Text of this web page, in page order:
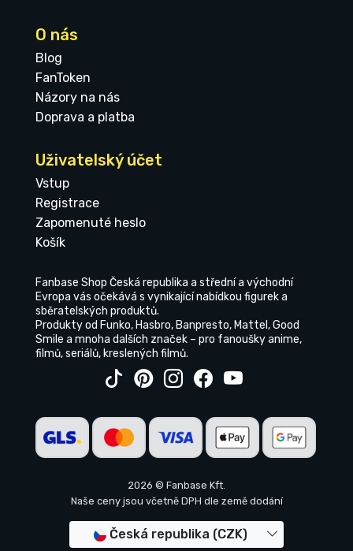
O nás
Blog
FanToken
Názory na nás
Doprava a platba
Uživatelský účet
Vstup
Registrace
Zapomenuté heslo
Košík
Fanbase Shop Česká republika a střední a východní
Evropa vás očekává s vynikající nabídkou figurek a
sběratelských produktů.
Produkty od Funko, Hasbro, Banpresto, Mattel, Good
Smile a mnoha dalších značek – pro fanoušky anime,
filmů, seriálů, kreslených filmů.
2026 © Fanbase Kft.
Naše ceny jsou včetně DPH dle země dodání
Česká republika (CZK)